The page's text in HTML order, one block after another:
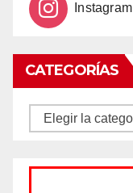
Instagram
CATEGORÍAS
CATEGORÍAS